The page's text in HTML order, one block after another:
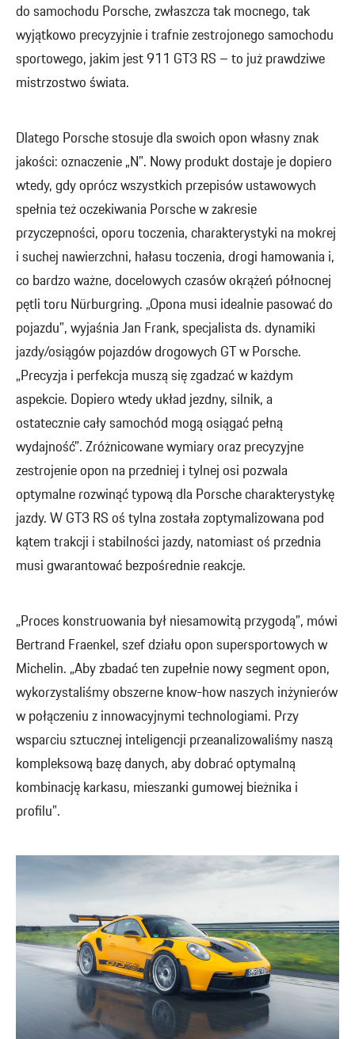
do samochodu Porsche, zwłaszcza tak mocnego, tak
wyjątkowo precyzyjnie i trafnie zestrojonego samochodu
sportowego, jakim jest 911 GT3 RS – to już prawdziwe
mistrzostwo świata.
Dlatego Porsche stosuje dla swoich opon własny znak
jakości: oznaczenie „N”. Nowy produkt dostaje je dopiero
wtedy, gdy oprócz wszystkich przepisów ustawowych
spełnia też oczekiwania Porsche w zakresie
przyczepności, oporu toczenia, charakterystyki na mokrej
i suchej nawierzchni, hałasu toczenia, drogi hamowania i,
co bardzo ważne, docelowych czasów okrążeń północnej
pętli toru Nürburgring. „Opona musi idealnie pasować do
pojazdu”, wyjaśnia Jan Frank, specjalista ds. dynamiki
jazdy/osiągów pojazdów drogowych GT w Porsche.
„Precyzja i perfekcja muszą się zgadzać w każdym
aspekcie. Dopiero wtedy układ jezdny, silnik, a
ostatecznie cały samochód mogą osiągać pełną
wydajność”. Zróżnicowane wymiary oraz precyzyjne
zestrojenie opon na przedniej i tylnej osi pozwala
optymalne rozwinąć typową dla Porsche charakterystykę
jazdy. W GT3 RS oś tylna została zoptymalizowana pod
kątem trakcji i stabilności jazdy, natomiast oś przednia
musi gwarantować bezpośrednie reakcje.
„Proces konstruowania był niesamowitą przygodą”, mówi
Bertrand Fraenkel, szef działu opon supersportowych w
Michelin. „Aby zbadać ten zupełnie nowy segment opon,
wykorzystaliśmy obszerne know-how naszych inżynierów
w połączeniu z innowacyjnymi technologiami. Przy
wsparciu sztucznej inteligencji przeanalizowaliśmy naszą
kompleksową bazę danych, aby dobrać optymalną
kombinację karkasu, mieszanki gumowej bieżnika i
profilu”.